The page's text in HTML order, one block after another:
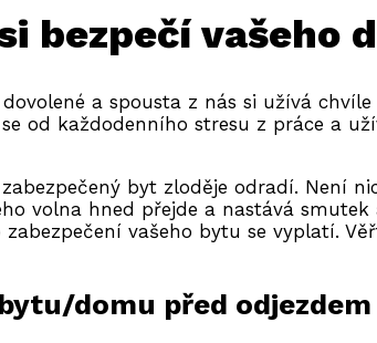
bezpečí vašeho
a spousta z nás si užívá
od každodenního stresu z práce a
byt zloděje odradí. Není
volna hned přejde a nastává
zabezpečení vašeho bytu se vyplatí.
domu před odjezdem